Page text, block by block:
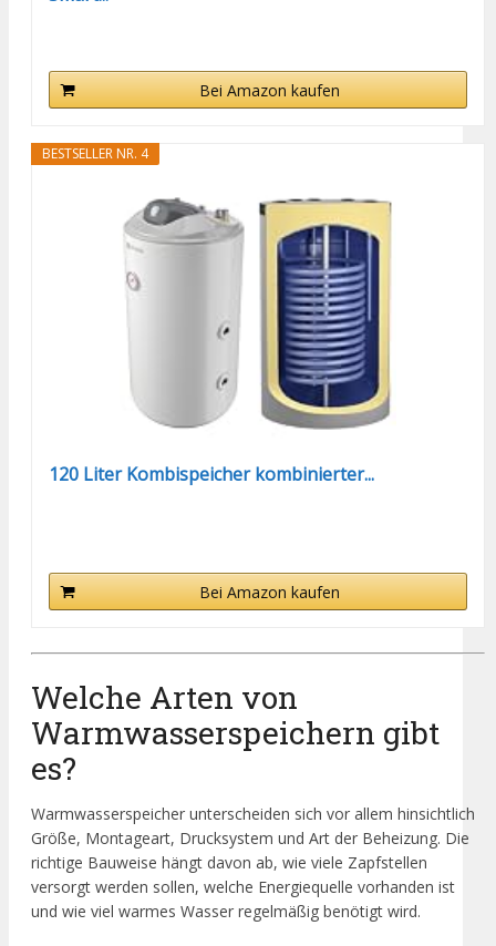
Bei Amazon kaufen
BESTSELLER NR. 4
120 Liter Kombispeicher kombinierter...
Bei Amazon kaufen
Welche Arten von
Warmwasserspeichern gibt
es?
Warmwasserspeicher unterscheiden sich vor allem hinsichtlich
Größe, Montageart, Drucksystem und Art der Beheizung. Die
richtige Bauweise hängt davon ab, wie viele Zapfstellen
versorgt werden sollen, welche Energiequelle vorhanden ist
und wie viel warmes Wasser regelmäßig benötigt wird.